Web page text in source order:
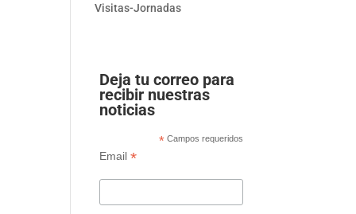
Visitas-Jornadas
Deja tu correo para
recibir nuestras
noticias
* Campos requeridos
Email *